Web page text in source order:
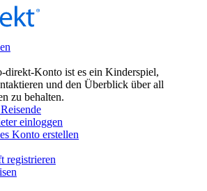
direkt-Konto ist es ein Kinderspiel,
und den Überblick über all
zu behalten.
einloggen
Konto erstellen
registrieren